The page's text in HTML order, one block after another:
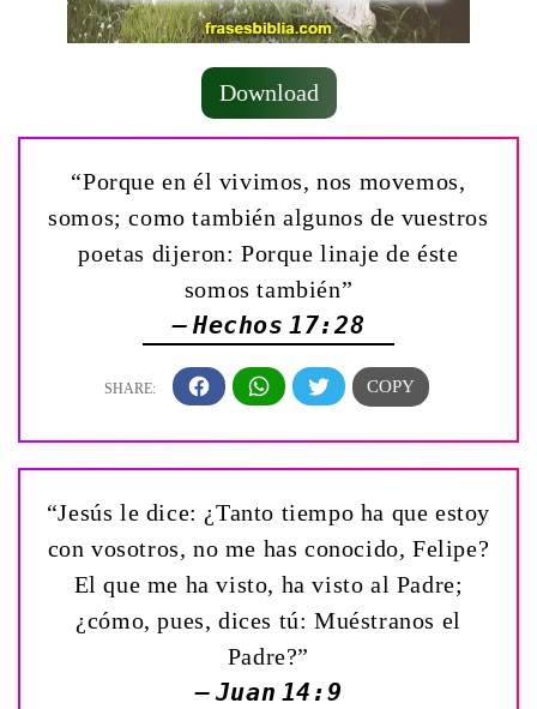
Download
“Porque en él vivimos, nos movemos,
somos; como también algunos de vuestros
poetas dijeron: Porque linaje de éste
somos también”
— Hechos 17:28
“Jesús le dice: ¿Tanto tiempo ha que estoy
con vosotros, no me has conocido, Felipe?
El que me ha visto, ha visto al Padre;
¿cómo, pues, dices tú: Muéstranos el
Padre?”
— Juan 14:9